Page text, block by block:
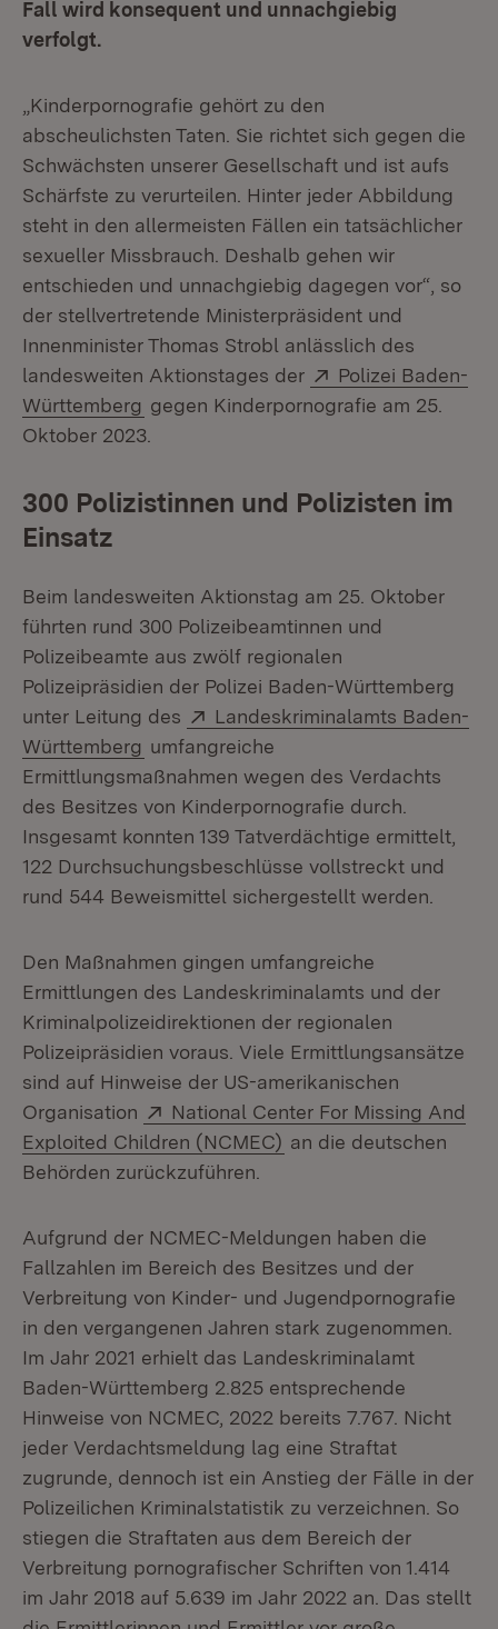
Fall wird konsequent und unnachgiebig
verfolgt.
„Kinderpornografie gehört zu den
abscheulichsten Taten. Sie richtet sich gegen die
Schwächsten unserer Gesellschaft und ist aufs
Schärfste zu verurteilen. Hinter jeder Abbildung
steht in den allermeisten Fällen ein tatsächlicher
sexueller Missbrauch. Deshalb gehen wir
entschieden und unnachgiebig dagegen vor“, so
der stellvertretende Ministerpräsident und
Innenminister Thomas Strobl anlässlich des
landesweiten Aktionstages der
Extern:
Polizei Baden-
Württemberg (Öffnet in neuem Fenster)
gegen Kinderpornografie am 25.
Oktober 2023.
300 Polizistinnen und Polizisten im
Einsatz
Beim landesweiten Aktionstag am 25. Oktober
führten rund 300 Polizeibeamtinnen und
Polizeibeamte aus zwölf regionalen
Polizeipräsidien der Polizei Baden-Württemberg
unter Leitung des
Extern:
Landeskriminalamts Baden-
Württemberg (Öffnet in neuem Fenster)
umfangreiche
Ermittlungsmaßnahmen wegen des Verdachts
des Besitzes von Kinderpornografie durch.
Insgesamt konnten 139 Tatverdächtige ermittelt,
122 Durchsuchungsbeschlüsse vollstreckt und
rund 544 Beweismittel sichergestellt werden.
Den Maßnahmen gingen umfangreiche
Ermittlungen des Landeskriminalamts und der
Kriminalpolizeidirektionen der regionalen
Polizeipräsidien voraus. Viele Ermittlungsansätze
sind auf Hinweise der US-amerikanischen
Organisation
Extern:
National Center For Missing And
Exploited Children (NCMEC) (Öffnet in neuem
an die deutschen
Behörden zurückzuführen.
Aufgrund der NCMEC-Meldungen haben die
Fallzahlen im Bereich des Besitzes und der
Verbreitung von Kinder- und Jugendpornografie
in den vergangenen Jahren stark zugenommen.
Im Jahr 2021 erhielt das Landeskriminalamt
Baden-Württemberg 2.825 entsprechende
Hinweise von NCMEC, 2022 bereits 7.767. Nicht
jeder Verdachtsmeldung lag eine Straftat
zugrunde, dennoch ist ein Anstieg der Fälle in der
Polizeilichen Kriminalstatistik zu verzeichnen. So
stiegen die Straftaten aus dem Bereich der
Verbreitung pornografischer Schriften von 1.414
im Jahr 2018 auf 5.639 im Jahr 2022 an. Das stellt